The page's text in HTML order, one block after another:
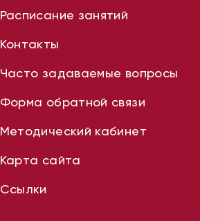
Расписание занятий
Контакты
Часто задаваемые вопросы
Форма обратной связи
Методический кабинет
Карта сайта
Ссылки